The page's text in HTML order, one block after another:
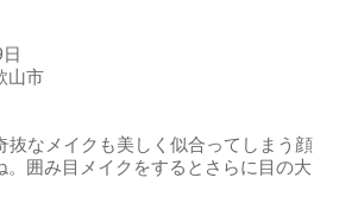
山市
抜なメイクも美しく似合ってしまう顔
。囲み目メイクをするとさらに目の大